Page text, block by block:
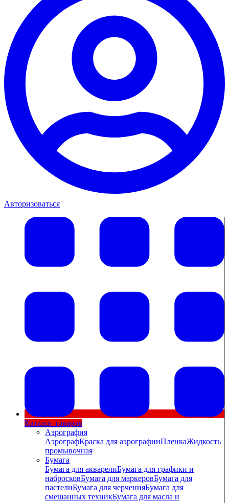
Авторизоваться
Каталог товаров
Аэрография
АэрографКраска для аэрографииПленкаЖидкость
промывочная
Бумага
Бумага для акварелиБумага для графики и
набросковБумага для маркеровБумага для
пастелиБумага для черченияБумага для
смешанных техникБумага для масла и